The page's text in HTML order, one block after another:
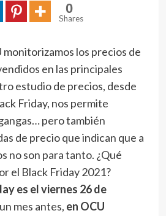
0
Shares
monitorizamos los precios de
en las principales
estudio de precios, desde
Friday, nos permite
pero también
de precio que indican que a
no son para tanto. ¿Qué
el Black Friday 2021?
es el viernes 26 de
mes antes, en OCU